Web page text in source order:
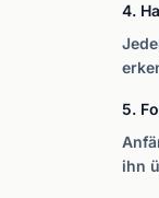
4.
5.
ihn